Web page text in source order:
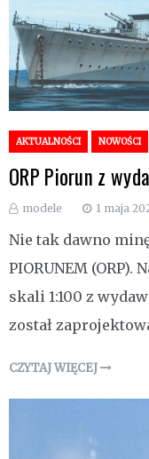
AKTUALNOŚCI NOWOŚCI
ORP Piorun z
modele 1 maja
Nie tak dawno
PIORUNEM (ORP).
skali 1:100 z
został
CZYTAJ WIĘCEJ